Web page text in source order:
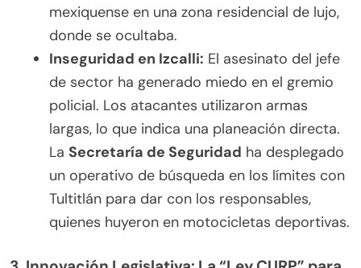
mexiquense en una zona residencial de lujo,
donde se ocultaba.
Inseguridad en Izcalli: El asesinato del jefe
de sector ha generado miedo en el gremio
policial. Los atacantes utilizaron armas
largas, lo que indica una planeación directa.
La Secretaría de Seguridad ha desplegado
un operativo de búsqueda en los límites con
Tultitlán para dar con los responsables,
quienes huyeron en motocicletas deportivas.